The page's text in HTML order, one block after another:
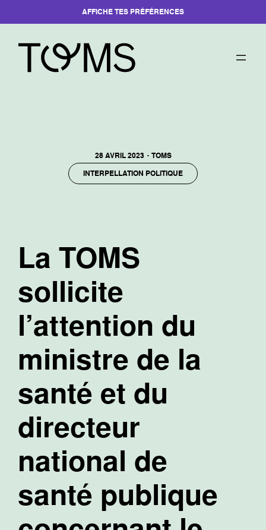
AFFICHE TES PRÉFÉRENCES
au
contenu
28 AVRIL 2023· TOMS
INTERPELLATION POLITIQUE
La TOMS
sollicite
l’attention du
ministre de la
santé et du
directeur
national de
santé publique